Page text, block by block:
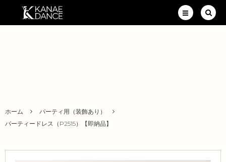
ホーム
パーティ用（装飾あり）
パーティードレス（P2515）【即納品】